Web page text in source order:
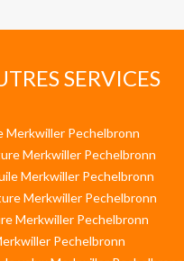
SERVICES
Merkwiller Pechelbronn
Merkwiller Pechelbronn
Merkwiller Pechelbronn
Merkwiller Pechelbronn
Merkwiller Pechelbronn
Pechelbronn